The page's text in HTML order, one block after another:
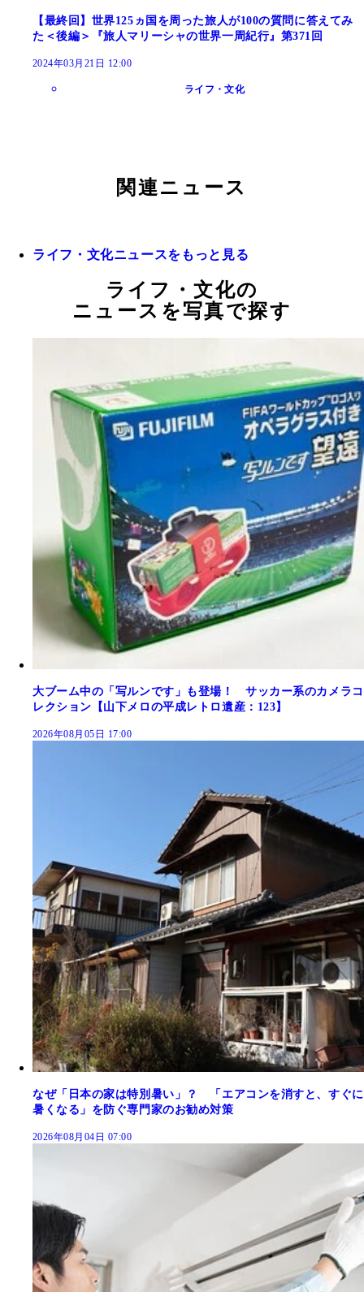
【最終回】世界125ヵ国を周った旅人が100の質問に答えてみ
た＜後編＞『旅人マリーシャの世界一周紀行』第371回
2024年03月21日 12:00
ライフ・文化
関連ニュース
ライフ・文化ニュースをもっと見る
ライフ・文化の
ニュースを写真で探す
大ブーム中の「写ルンです」も登場！ サッカー系のカメラコ
レクション【山下メロの平成レトロ遺産：123】
2026年08月05日 17:00
なぜ「日本の家は特別暑い」？ 「エアコンを消すと、すぐに
暑くなる」を防ぐ専門家のお勧め対策
2026年08月04日 07:00